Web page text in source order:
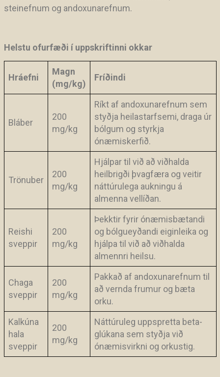
steinefnum og andoxunarefnum.
Helstu ofurfæði í uppskriftinni okkar
Hráefni
Magn
(mg/kg)
Fríðindi
Bláber
200
mg/kg
Ríkt af andoxunarefnum sem
styðja heilastarfsemi, draga úr
bólgum og styrkja
ónæmiskerfið.
Trönuber
200
mg/kg
Hjálpar til við að viðhalda
heilbrigði þvagfæra og veitir
náttúrulega aukningu á
almenna vellíðan.
Reishi
sveppir
200
mg/kg
Þekktir fyrir ónæmisbætandi
og bólgueyðandi eiginleika og
hjálpa til við að viðhalda
almennri heilsu.
Chaga
sveppir
200
mg/kg
Pakkað af andoxunarefnum til
að vernda frumur og bæta
orku.
Kalkúna
hala
sveppir
200
mg/kg
Náttúruleg uppspretta beta-
glúkana sem styðja við
ónæmisvirkni og orkustig.